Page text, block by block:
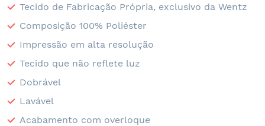
Tecido de Fabricação Própria, exclusivo da Wentz
Composição 100% Poliéster
Impressão em alta resolução
Tecido que não reflete luz
Dobrável
Lavável
Acabamento com overloque